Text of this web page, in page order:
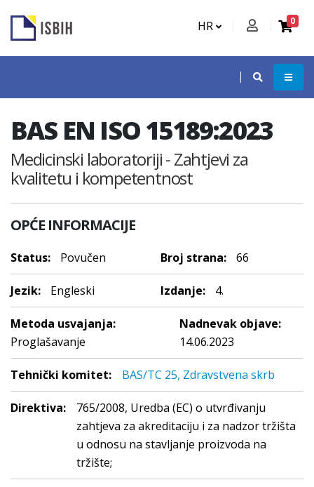
HR 0
BAS EN ISO 15189:2023
Medicinski laboratoriji - Zahtjevi za
kvalitetu i kompetentnost
OPĆE INFORMACIJE
Status: Povučen Broj strana: 66
Jezik: Engleski Izdanje: 4.
Metoda usvajanja:
Proglašavanje
Nadnevak objave:
14.06.2023
Tehnički komitet: BAS/TC 25, Zdravstvena skrb
Direktiva:
765/2008, Uredba (EC) o utvrđivanju
zahtjeva za akreditaciju i za nadzor tržišta
u odnosu na stavljanje proizvoda na
tržište;